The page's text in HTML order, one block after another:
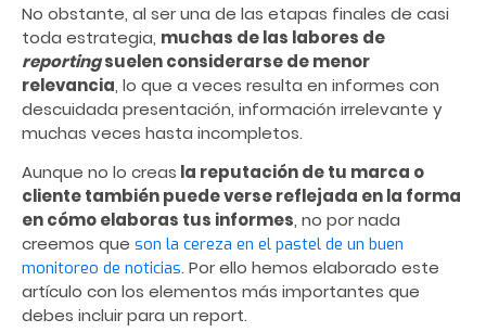
No obstante, al ser una de las etapas finales de casi
toda estrategia, muchas de las labores de
reportingsuelen considerarse de menor
relevancia, lo que a veces resulta en informes con
descuidada presentación, información irrelevante y
muchas veces hasta incompletos.
Aunque no lo creas la reputación de tu marca o
cliente también puede verse reflejada en la forma
en cómo elaboras tus informes, no por nada
creemos que son la cereza en el pastel de un buen
monitoreo de noticias. Por ello hemos elaborado este
artículo con los elementos más importantes que
debes incluir para un report.